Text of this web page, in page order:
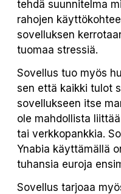
tehdä suunnitelma
rahojen
sovelluksen
tuomaa stressiä.
Sovellus tuo myös
sen että kaikki tulot
sovellukseen itse
ole mahdollista
tai verkkopankkia.
Ynabia käyttämällä
tuhansia euroja
Sovellus tarjoaa